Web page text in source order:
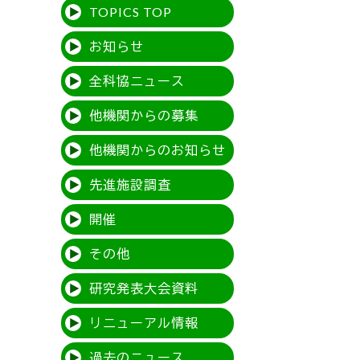
TOPICS TOP
お知らせ
全科協ニュース
他機関からの募集
他機関からのお知らせ
先進施設調査
開催
その他
研究発表大会資料
リニューアル情報
過去のニュース